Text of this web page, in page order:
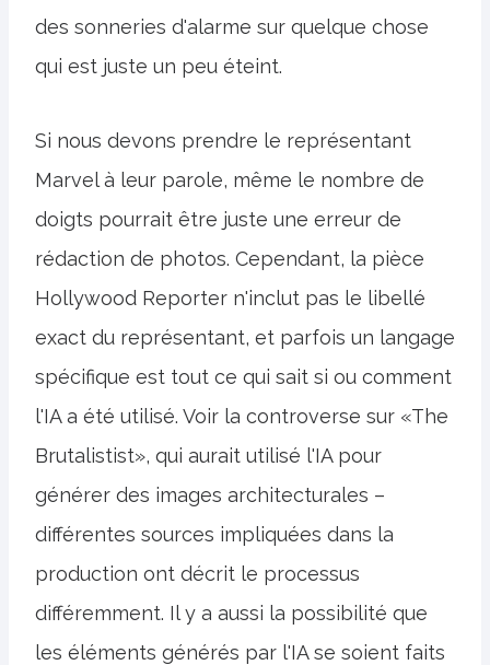
des sonneries d'alarme sur quelque chose
qui est juste un peu éteint.
Si nous devons prendre le représentant
Marvel à leur parole, même le nombre de
doigts pourrait être juste une erreur de
rédaction de photos. Cependant, la pièce
Hollywood Reporter n'inclut pas le libellé
exact du représentant, et parfois un langage
spécifique est tout ce qui sait si ou comment
l'IA a été utilisé. Voir la controverse sur «The
Brutalistist», qui aurait utilisé l'IA pour
générer des images architecturales –
différentes sources impliquées dans la
production ont décrit le processus
différemment. Il y a aussi la possibilité que
les éléments générés par l'IA se soient faits